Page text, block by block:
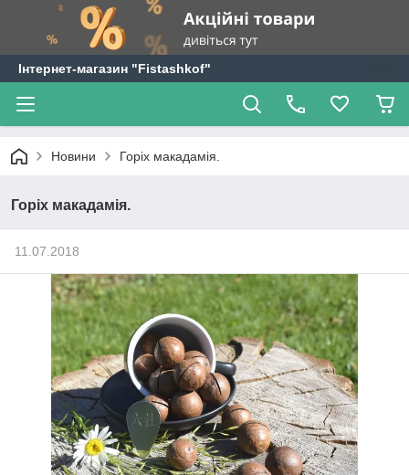
Інтернет-магазин "Fistashkof"
Новини Горіх макадамія.
Горіх макадамія.
11.07.2018